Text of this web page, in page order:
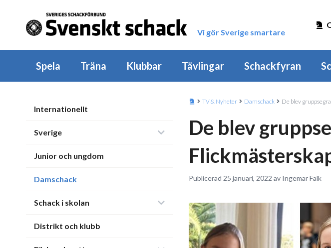
Vi gör Sverige smartare
Spela Träna Klubbar Tävlingar Schackfyran
Internationellt
Sverige
Junior och ungdom
Damschack
Schack i skolan
Distrikt och klubb
TV & Nyheter Damschack De blev
De blev
Publicerad 25 januari, 2022 av Ingemar Falk